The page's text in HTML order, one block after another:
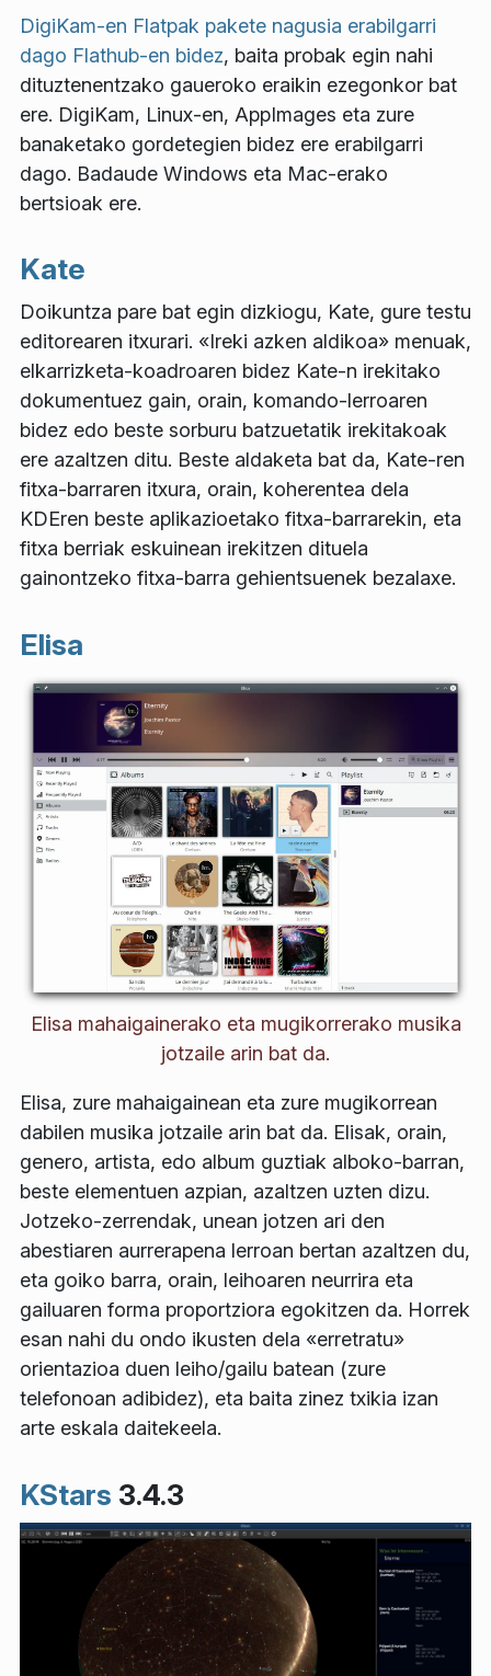
DigiKam-en Flatpak pakete nagusia erabilgarri
dago Flathub-en bidez, baita probak egin nahi
dituztenentzako gaueroko eraikin ezegonkor bat
ere. DigiKam, Linux-en, AppImages eta zure
banaketako gordetegien bidez ere erabilgarri
dago. Badaude Windows eta Mac-erako
bertsioak ere.
Kate
Doikuntza pare bat egin dizkiogu, Kate, gure testu
editorearen itxurari. «Ireki azken aldikoa» menuak,
elkarrizketa-koadroaren bidez Kate-n irekitako
dokumentuez gain, orain, komando-lerroaren
bidez edo beste sorburu batzuetatik irekitakoak
ere azaltzen ditu. Beste aldaketa bat da, Kate-ren
fitxa-barraren itxura, orain, koherentea dela
KDEren beste aplikazioetako fitxa-barrarekin, eta
fitxa berriak eskuinean irekitzen dituela
gainontzeko fitxa-barra gehientsuenek bezalaxe.
Elisa
Elisa mahaigainerako eta mugikorrerako musika
jotzaile arin bat da.
Elisa, zure mahaigainean eta zure mugikorrean
dabilen musika jotzaile arin bat da. Elisak, orain,
genero, artista, edo album guztiak alboko-barran,
beste elementuen azpian, azaltzen uzten dizu.
Jotzeko-zerrendak, unean jotzen ari den
abestiaren aurrerapena lerroan bertan azaltzen du,
eta goiko barra, orain, leihoaren neurrira eta
gailuaren forma proportziora egokitzen da. Horrek
esan nahi du ondo ikusten dela «erretratu»
orientazioa duen leiho/gailu batean (zure
telefonoan adibidez), eta baita zinez txikia izan
arte eskala daitekeela.
KStars 3.4.3